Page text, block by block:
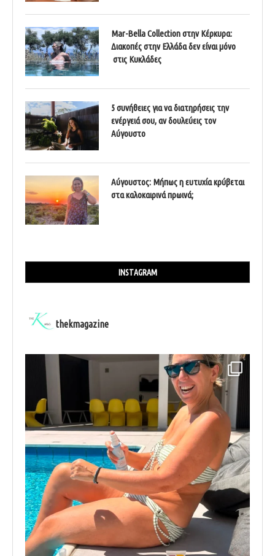
Mar-Bella Collection στην Κέρκυρα:
Διακοπές στην Ελλάδα δεν είναι μόνο
στις Κυκλάδες
5 συνήθειες για να διατηρήσεις την
ενέργειά σου, αν δουλεύεις τον
Αύγουστο
Αύγουστος: Μήπως η ευτυχία κρύβεται
στα καλοκαιρινά πρωινά;
INSTAGRAM
thekmagazine